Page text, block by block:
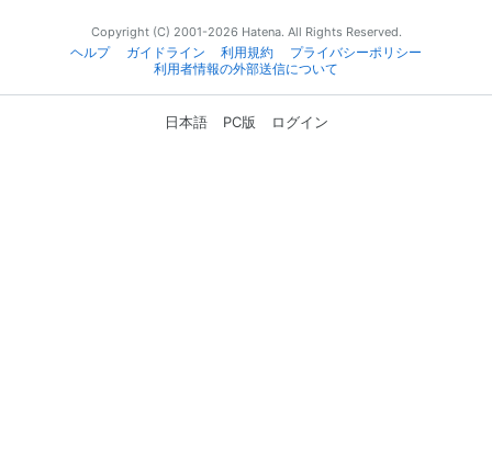
Copyright (C) 2001-2026 Hatena. All Rights Reserved.
ヘルプ
ガイドライン 利用規約
プライバシーポリシー
利用者情報の外部送信について
日本語 PC版 ログイン